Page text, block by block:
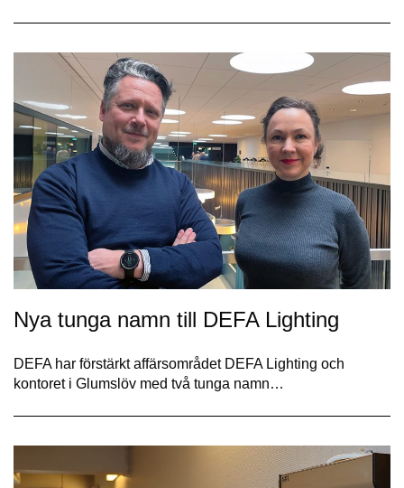
Nya tunga namn till DEFA Lighting
DEFA har förstärkt affärsområdet DEFA Lighting och
kontoret i Glumslöv med två tunga namn…